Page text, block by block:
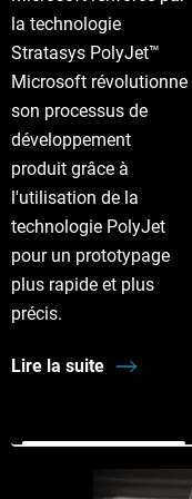
la technologie
Stratasys PolyJet™
Microsoft révolutionne
son processus de
développement
produit grâce à
l'utilisation de la
technologie PolyJet
pour un prototypage
plus rapide et plus
précis.
Lire la suite